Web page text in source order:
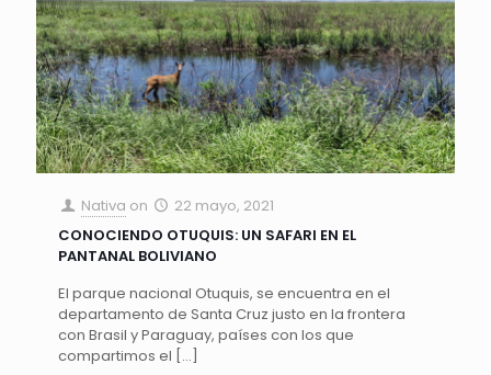
Nativa on
22 mayo, 2021
CONOCIENDO OTUQUIS: UN SAFARI EN EL
PANTANAL BOLIVIANO
El parque nacional Otuquis, se encuentra en el
departamento de Santa Cruz justo en la frontera
con Brasil y Paraguay, países con los que
compartimos el […]